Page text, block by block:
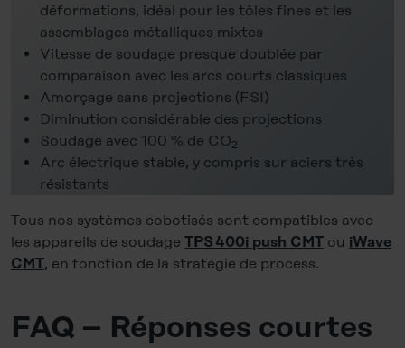
déformations, idéal pour les tôles fines et les
assemblages métalliques mixtes
Vitesse de soudage presque doublée par
comparaison avec les arcs courts classiques
Amorçage sans projections (FSI)
Diminution considérable des projections
Soudage avec 100 % de CO2
Arc électrique stable, y compris sur aciers très
résistants
Tous nos systèmes cobotisés sont compatibles avec
les appareils de soudage TPS 400i push CMT ou iWave
CMT, en fonction de la stratégie de process.
FAQ – Réponses courtes